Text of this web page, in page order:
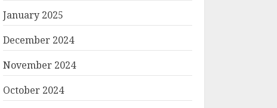
January 2025
December 2024
November 2024
October 2024